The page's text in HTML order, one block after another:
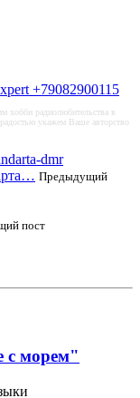
хобби радиолюбительства в
укажем Ваше авторство
Предыдущий
пост
с морем"